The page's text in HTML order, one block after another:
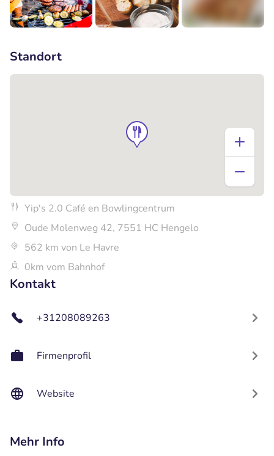
Standort
Yip's 2.0 Café en Bowlingcentrum
Oude Molenweg 42, 7551 HC Hengelo
562 km von Le Havre
0km vom Bahnhof
Kontakt
+31208089263
Firmenprofil
Website
Mehr Info